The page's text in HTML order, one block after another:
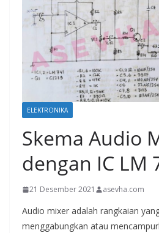
ELEKTRONIKA
Skema Audio
dengan IC LM
21 Desember 2021 asevha.com
Audio mixer adalah rangkaian
menggabungkan atau